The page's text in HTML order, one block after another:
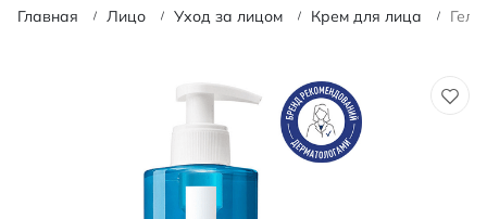
Главная Лицо Уход за лицом Крем для лица